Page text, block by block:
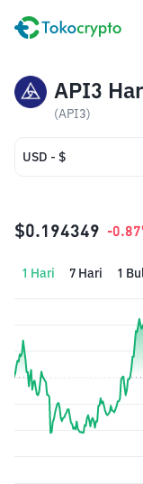
API3
(API3)
USD - $
IDR - Rp
$0.194349 -
1 Hari 7 Hari 1